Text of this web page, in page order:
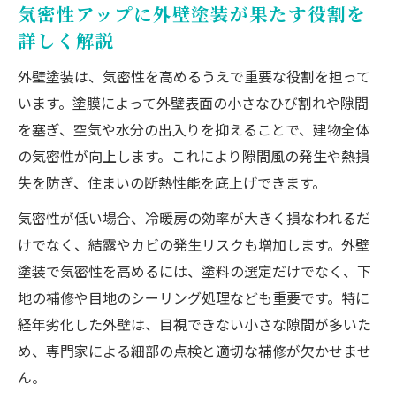
気密性アップに外壁塗装が果たす役割を
詳しく解説
外壁塗装は、気密性を高めるうえで重要な役割を担って
います。塗膜によって外壁表面の小さなひび割れや隙間
を塞ぎ、空気や水分の出入りを抑えることで、建物全体
の気密性が向上します。これにより隙間風の発生や熱損
失を防ぎ、住まいの断熱性能を底上げできます。
気密性が低い場合、冷暖房の効率が大きく損なわれるだ
けでなく、結露やカビの発生リスクも増加します。外壁
塗装で気密性を高めるには、塗料の選定だけでなく、下
地の補修や目地のシーリング処理なども重要です。特に
経年劣化した外壁は、目視できない小さな隙間が多いた
め、専門家による細部の点検と適切な補修が欠かせませ
ん。